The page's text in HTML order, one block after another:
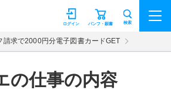
ョン パンフ・願書
ログイン 検索
請求で2000円分電子図書カードGET
の仕事の内容